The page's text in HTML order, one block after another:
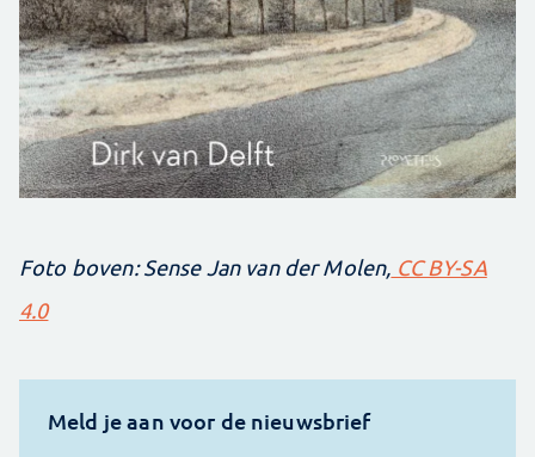
Foto boven: Sense Jan van der Molen, CC BY-SA
4.0
Meld je aan voor de nieuwsbrief